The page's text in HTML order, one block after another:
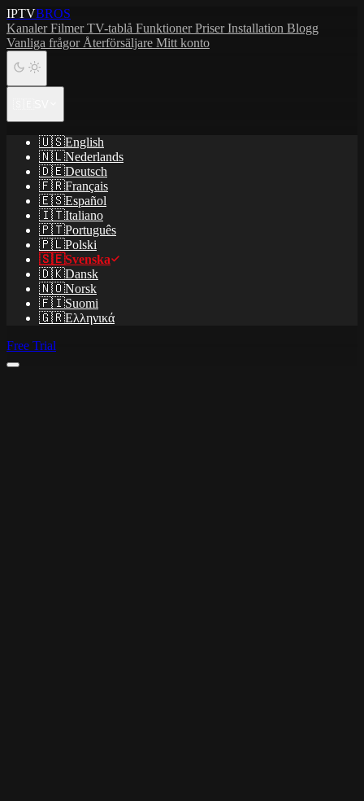
IPTVBROS
KanalerFilmerTV-tablå FunktionerPriserInstallation Blogg
Vanliga frågor Återförsäljare Mitt konto
🇺🇸English
🇳🇱Nederlands
🇩🇪Deutsch
🇫🇷Français
🇪🇸Español
🇮🇹Italiano
🇵🇹Português
🇵🇱Polski
🇸🇪Svenska
🇩🇰Dansk
🇳🇴Norsk
🇫🇮Suomi
🇬🇷Ελληνικά
Free Trial